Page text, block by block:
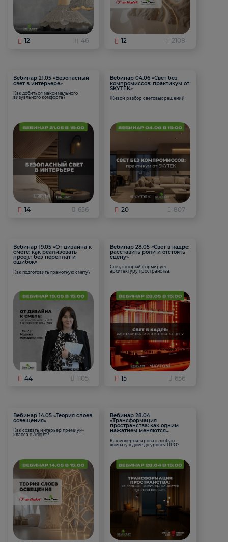
12 46 12 2108
Вебинар 21.05 «Безопасный
свет в интерьере»
Как добиться максимального
визуального комфорта?
14 656
Вебинар 04.06 «Свет без
компромиссов: практикум от
SKYTEK»
Живой разбор световых решений
20 807
Вебинар 19.05 «От дизайна к
смете: как реализовать
проект без переплат и
ошибок»
Как подготовить грамотную смету?
44 1105
Вебинар 28.05 «Свет в кадре:
расставить роли и отстоять
сцену»
Свет, который формирует
архитектуру пространства.
15 656
Вебинар 14.05 «Теория слоев
освещения»
Как создать интерьер премиум-
класса с Arlight?
Вебинар 28.04
«Трансформация
пространства: как одним
нажатием меняются
Как модернизировать любую
комнату в доме до уровня ПРО?